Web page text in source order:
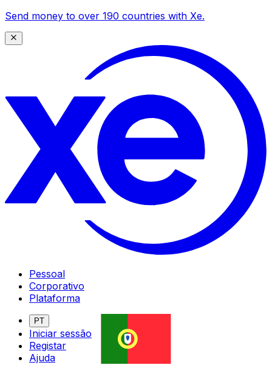
Send money to over 190 countries with Xe.
Pessoal
Corporativo
Plataforma
PT
Iniciar sessão
Registar
Ajuda